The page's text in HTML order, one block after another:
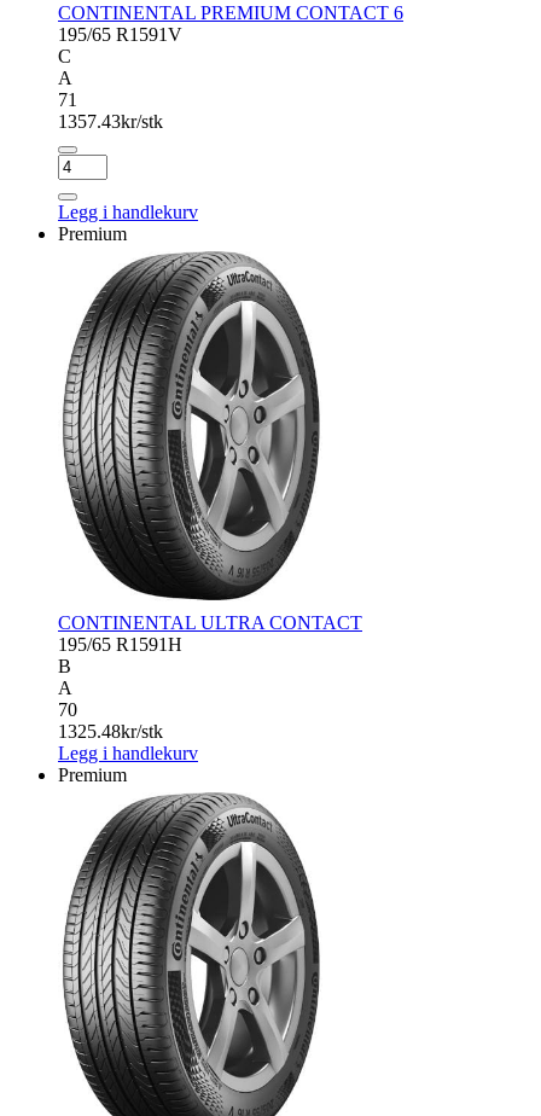
CONTINENTAL PREMIUM CONTACT 6
195/65 R1591V
C
A
71
1357.43kr/stk
CONTINENTAL
PREMIUM
CONTACT
6
Legg i handlekurv
Premium
CONTINENTAL ULTRA CONTACT
195/65 R1591H
B
A
70
1325.48kr/stk
Legg i handlekurv
Premium